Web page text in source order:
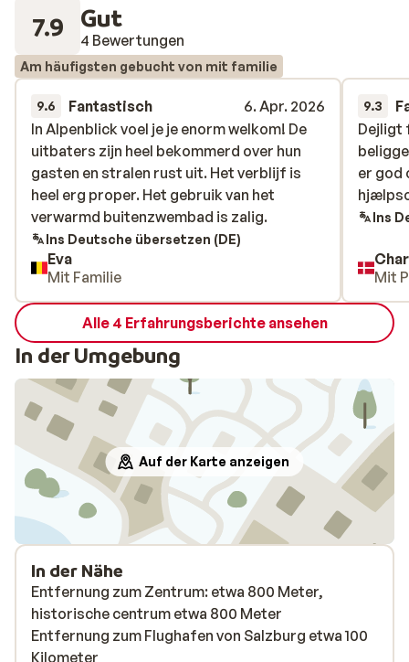
7.9 Gut
4 Bewertungen
Am häufigsten gebucht von mit familie
9.6 Fantastisch
6. Apr. 2026
In Alpenblick voel je je enorm welkom! De
uitbaters zijn heel bekommerd over hun
gasten en stralen rust uit. Het verblijf is
heel erg proper. Het gebruik van het
verwarmd buitenzwembad is zalig.
In Alpenblick voel je je enorm welkom! De
uitbaters zijn heel bekommerd over hun
gasten en stralen rust uit. Het verblijf is
heel erg proper. Het gebruik van het
verwarmd buitenzwembad is zalig.
Ins Deutsche übersetzen (DE)
Eva
Mit Familie
9.3
Dejligt
er god
Dejligt
er god
Ins
Mit
Alle 4 Erfahrungsberichte ansehen
In der Umgebung
Auf der Karte anzeigen
In der Nähe
Entfernung zum Zentrum: etwa 800 Meter,
historische centrum etwa 800 Meter
Entfernung zum Flughafen von Salzburg etwa 100
Kilometer